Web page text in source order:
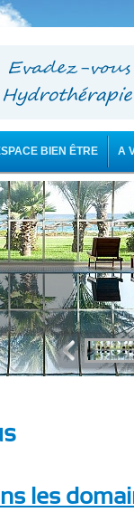
BIEN ÊTRE A
les